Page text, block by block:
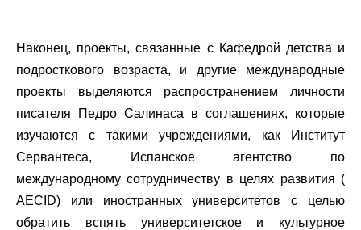
Наконец, проекты, связанные с Кафедрой детства и
подросткового возраста, и другие международные
проекты выделяются распространением личности
писателя Педро Салинаса в соглашениях, которые
изучаются с такими учреждениями, как Институт
Сервантеса, Испанское агентство по
международному сотрудничеству в целях развития (
AECID) или иностранных университетов с целью
обратить вспять университетское и культурное